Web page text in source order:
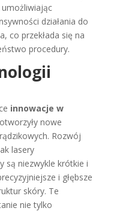
działania do
co przekłada się na
procedury.
innowacje w
nowe
Rozwój
lasery
są niezwykle krótkie i
i głębsze
skóry. Te
nie tylko